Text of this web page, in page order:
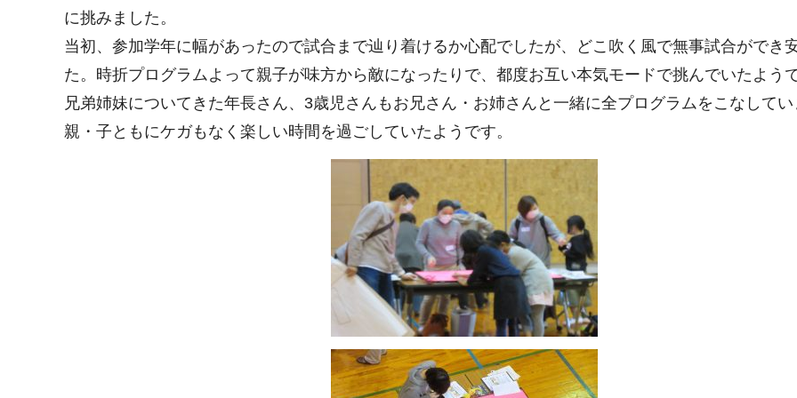
に挑みました。
当初、参加学年に幅があったので試合まで辿り着けるか心配でしたが、どこ吹く風で無事試合ができ
た。時折プログラムよって親子が味方から敵になったりで、都度お互い本気モードで挑んでいたようで
兄弟姉妹についてきた年長さん、3歳児さんもお兄さん・お姉さんと一緒に全プログラムをこなしてい
親・子ともにケガもなく楽しい時間を過ごしていたようです。